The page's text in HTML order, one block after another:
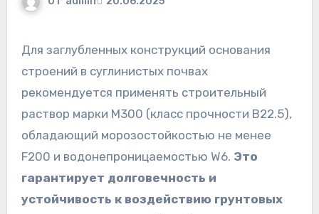
Для заглубленных конструкций основания
строений в суглинистых почвах
рекомендуется применять строительный
раствор марки М300 (класс прочности B22.5),
обладающий морозостойкостью не менее
F200 и водонепроницаемостью W6. Это
гарантирует долговечность и
устойчивость к воздействию грунтовых